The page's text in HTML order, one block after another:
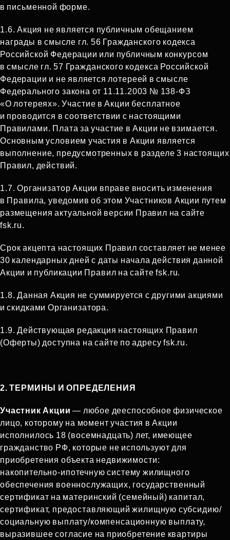
в письменной форме.
1.6. Акция не является публичным обещанием
награды в смысле гл. 56 Гражданского кодекса
Российской Федерации или публичным конкурсом
в смысле гл. 57 Гражданского кодекса Российской
Федерации и не является лотереей в смысле
Федерального закона от 11.11.2003 № 138‑ФЗ
«О лотереях». Участие в Акции бесплатное
и проводится в соответствии с настоящими
Правилами. Плата за участие в Акции не взимается.
Основным условием участия в Акции является
выполнение, предусмотренных в разделе 3 настоящих
Правил, действий.
1.7. Организатор Акции вправе вносить изменения
в Правила, уведомив об этом Участников Акции путем
размещения актуальной версии Правил на сайте
fsk.ru.
Срок акцепта настоящих Правил составляет не менее
30 календарных дней с даты начала действия данной
Акции и публикации Правил на сайте fsk.ru.
1.8. Данная Акция не суммируется с другими акциями
и скидками Организатора.
1.9. Действующая редакция настоящих Правил
(Оферты) доступна на сайте по адресу fsk.ru.
2. ТЕРМИНЫ И ОПРЕДЕЛЕНИЯ
Участник Акции — любое дееспособное физическое
лицо, которому на момент участия в Акции
исполнилось 18 (восемнадцать) лет, имеющее
гражданство РФ, которые не используют для
приобретения объекта недвижимости:
накопительно‑ипотечную систему жилищного
обеспечения военнослужащих, государственный
сертификат на материнский (семейный) капитал,
сертификат, предоставляющий жилищную субсидию/
социальную выплату/компенсационную выплату,
выразившее согласие на приобретение квартиры